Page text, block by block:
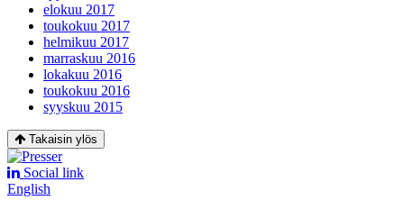
elokuu 2017
toukokuu 2017
helmikuu 2017
marraskuu 2016
lokakuu 2016
toukokuu 2016
syyskuu 2015
Takaisin ylös
Social link
English